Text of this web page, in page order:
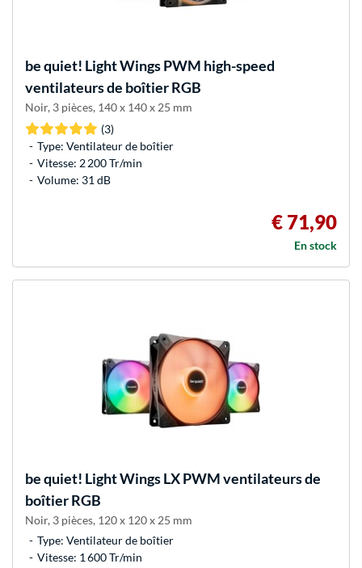
be quiet! Light Wings PWM high-speed
ventilateurs de boîtier RGB
Noir, 3 pièces, 140 x 140 x 25 mm
(3)
Type: Ventilateur de boîtier
Vitesse: 2 200 Tr/min
Volume: 31 dB
€ 71,90
En stock
be quiet! Light Wings LX PWM ventilateurs de
boîtier RGB
Noir, 3 pièces, 120 x 120 x 25 mm
Type: Ventilateur de boîtier
Vitesse: 1 600 Tr/min